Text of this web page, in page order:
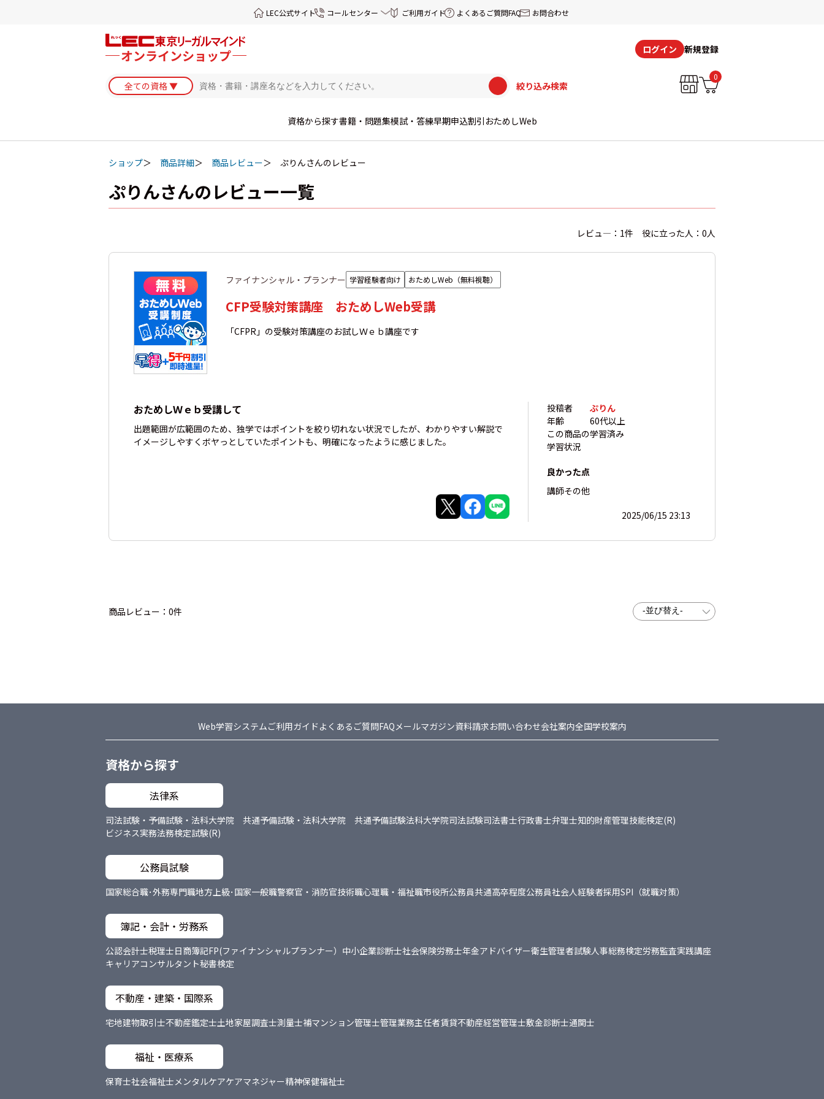
LEC公式サイト コールセンター ご利用ガイド よくあるご質問FAQ お問合わせ
ログイン 新規登録
絞り込み検索
0
資格から探す書籍・問題集模試・答練早期申込割引 おためしWeb
ショップ 商品詳細 商品レビュー ぷりんさんのレビュー
ぷりんさんのレビュー一覧
レビュ―：1件 役に立った人：0人
ファイナンシャル・プランナー 学習経験者向け おためしWeb（無料視聴）
CFP受験対策講座 おためしWeb受講
「CFPR」の受験対策講座のお試しＷｅｂ講座です
おためしＷｅｂ受講して
出題範囲が広範囲のため、独学ではポイントを絞り切れない状況でしたが、わかりやすい解説で
イメージしやすくボヤっとしていたポイントも、明確になったように感じました。
投稿者
ぷりん
年齢
60代以上
この商品の
学習状況
学習済み
良かった点
講師その他
2025/06/15 23:13
商品レビュー：0件
Web学習システムご利用ガイド よくあるご質問FAQメールマガジン資料請求お問い合わせ会社案内全国学校案内
資格から探す
法律系
司法試験・予備試験・法科大学院 共通予備試験・法科大学院 共通予備試験法科大学院司法試験司法書士行政書士弁理士知的財産管理技能検定(R)
ビジネス実務法務検定試験(R)
公務員試験
国家総合職･外務専門職地方上級･国家一般職警察官・消防官技術職心理職・福祉職市役所公務員共通高卒程度公務員社会人経験者採用SPI（就職対策）
簿記・会計・労務系
公認会計士税理士日商簿記FP(ファイナンシャルプランナー） 中小企業診断士社会保険労務士年金アドバイザー衛生管理者試験人事総務検定労務監査実践講座
キャリアコンサルタント秘書検定
不動産・建築・国際系
宅地建物取引士不動産鑑定士土地家屋調査士測量士補マンション管理士管理業務主任者賃貸不動産経営管理士敷金診断士通関士
福祉・医療系
保育士社会福祉士メンタルケアケアマネジャー精神保健福祉士